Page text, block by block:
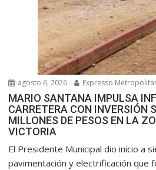
agosto 6, 2026 Expresso
MARIO SANTANA IMPULSA
CARRETERA CON INVERSIÓN
MILLONES DE PESOS EN LA
VICTORIA
El Presidente Municipal dio inicio a
pavimentación y electrificación que